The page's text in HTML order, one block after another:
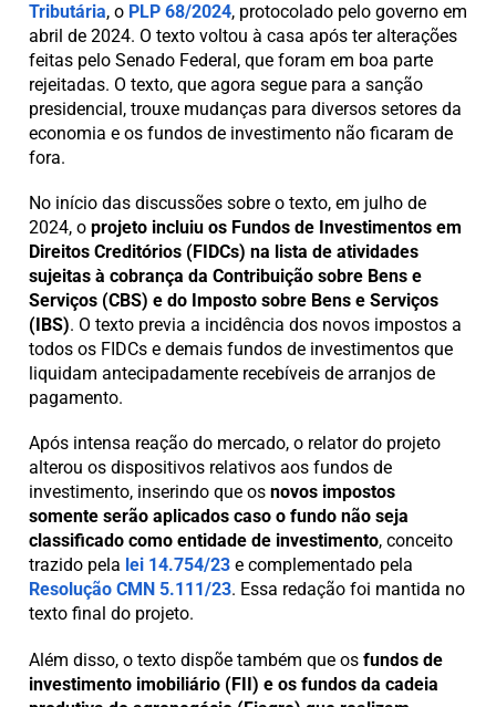
Tributária, o PLP 68/2024, protocolado pelo governo em
abril de 2024. O texto voltou à casa após ter alterações
feitas pelo Senado Federal, que foram em boa parte
rejeitadas. O texto, que agora segue para a sanção
presidencial, trouxe mudanças para diversos setores da
economia e os fundos de investimento não ficaram de
fora.
No início das discussões sobre o texto, em julho de
2024, o projeto incluiu os Fundos de Investimentos em
Direitos Creditórios (FIDCs) na lista de atividades
sujeitas à cobrança da Contribuição sobre Bens e
Serviços (CBS) e do Imposto sobre Bens e Serviços
(IBS). O texto previa a incidência dos novos impostos a
todos os FIDCs e demais fundos de investimentos que
liquidam antecipadamente recebíveis de arranjos de
pagamento.
Após intensa reação do mercado, o relator do projeto
alterou os dispositivos relativos aos fundos de
investimento, inserindo que os novos impostos
somente serão aplicados caso o fundo não seja
classificado como entidade de investimento, conceito
trazido pela lei 14.754/23 e complementado pela
Resolução CMN 5.111/23. Essa redação foi mantida no
texto final do projeto.
Além disso, o texto dispõe também que os fundos de
investimento imobiliário (FII) e os fundos da cadeia